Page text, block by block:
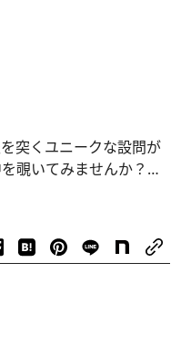
突くユニークな設問が
を覗いてみませんか？
、自分でも気づかな